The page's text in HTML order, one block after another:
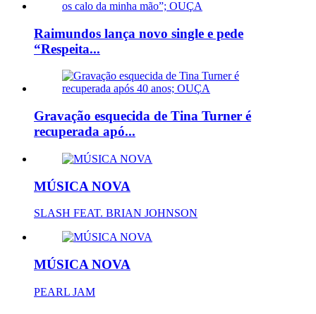
Raimundos lança novo single e pede
“Respeita...
Gravação esquecida de Tina Turner é
recuperada apó...
MÚSICA NOVA
SLASH FEAT. BRIAN JOHNSON
MÚSICA NOVA
PEARL JAM